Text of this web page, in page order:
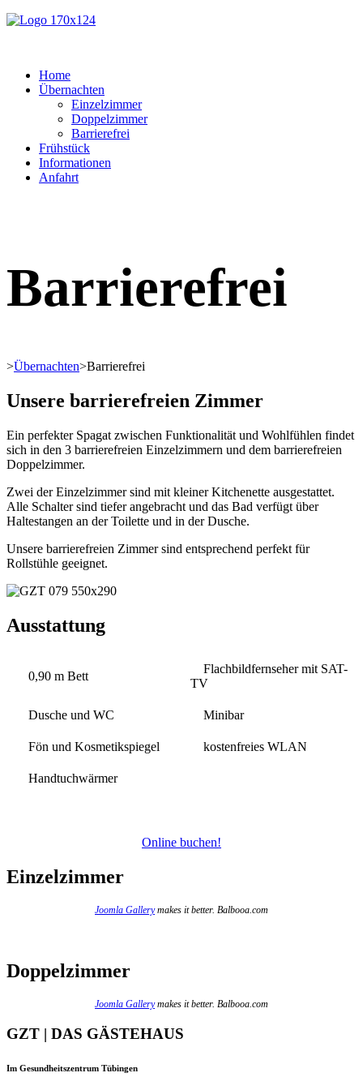
Home
Übernachten
Einzelzimmer
Doppelzimmer
Barrierefrei
Frühstück
Informationen
Anfahrt
Barrierefrei
>Übernachten>Barrierefrei
Unsere barrierefreien Zimmer
Ein perfekter Spagat zwischen Funktionalität und Wohlfühlen findet
sich in den 3 barrierefreien Einzelzimmern und dem barrierefreien
Doppelzimmer.
Zwei der Einzelzimmer sind mit kleiner Kitchenette ausgestattet.
Alle Schalter sind tiefer angebracht und das Bad verfügt über
Haltestangen an der Toilette und in der Dusche.
Unsere barrierefreien Zimmer sind entsprechend perfekt für
Rollstühle geeignet.
Ausstattung
0,90 m Bett
Flachbildfernseher mit SAT-
TV
Dusche und WC Minibar
Fön und Kosmetikspiegel kostenfreies WLAN
Handtuchwärmer
Online buchen!
Einzelzimmer
Joomla Gallerymakes it better. Balbooa.com
Doppelzimmer
Joomla Gallerymakes it better. Balbooa.com
GZT | DAS GÄSTEHAUS
Im Gesundheitszentrum Tübingen